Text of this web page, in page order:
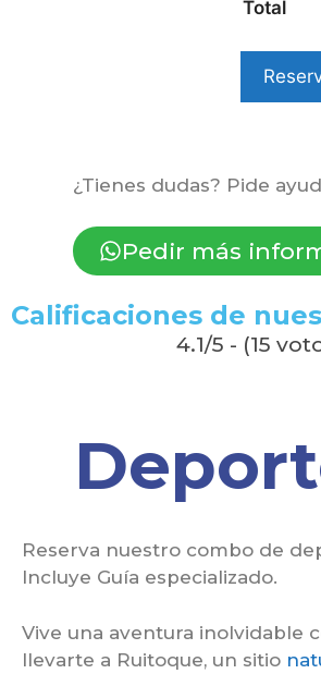
Total
¿Tienes dudas? Pide
Pedir más
Calificaciones de
4.1/5 - (15
Reserva nuestro combo de
Incluye Guía especializado.
Vive una aventura inolvidable
llevarte a Ruitoque, un sitio